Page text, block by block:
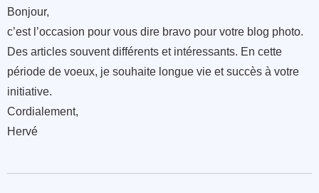
Bonjour,
c’est l’occasion pour vous dire bravo pour votre blog photo.
Des articles souvent différents et intéressants. En cette
période de voeux, je souhaite longue vie et succès à votre
initiative.
Cordialement,
Hervé